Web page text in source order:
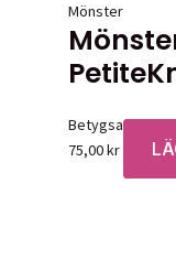
Mönster
Betygsatt0av 5
75,00kr